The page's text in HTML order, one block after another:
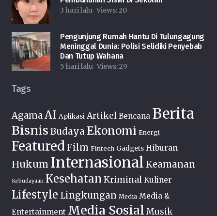
3 hari lalu Views:20
Pengunjung Rumah Hantu Di Tulungagung
Meninggal Dunia: Polisi Selidiki Penyebab
Dan Tutup Wahana
5 hari lalu Views:29
Tags
AgamaAI Aplikasi Artikel Bencana Berita
Bisnis Budaya Ekonomi Energi
Featured Film Fintech Gadgets Hiburan
Hukum Internasional Keamanan
Kebudayaan Kesehatan Kriminal Kuliner
Lifestyle Lingkungan Media Media &
Entertainment Media Sosial Musik